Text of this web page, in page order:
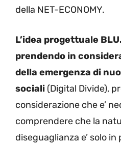
della NET-ECONOMY.
L’idea progettuale
prendendo in
della emergenza di
sociali (Digital Divide),
considerazione che e’
comprendere che la
diseguaglianza e’ solo